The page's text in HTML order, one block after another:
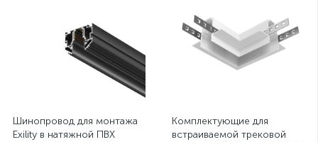
Шинопровод для монтажа
Exility в натяжной ПВХ
Комплектующие для
встраиваемой трековой